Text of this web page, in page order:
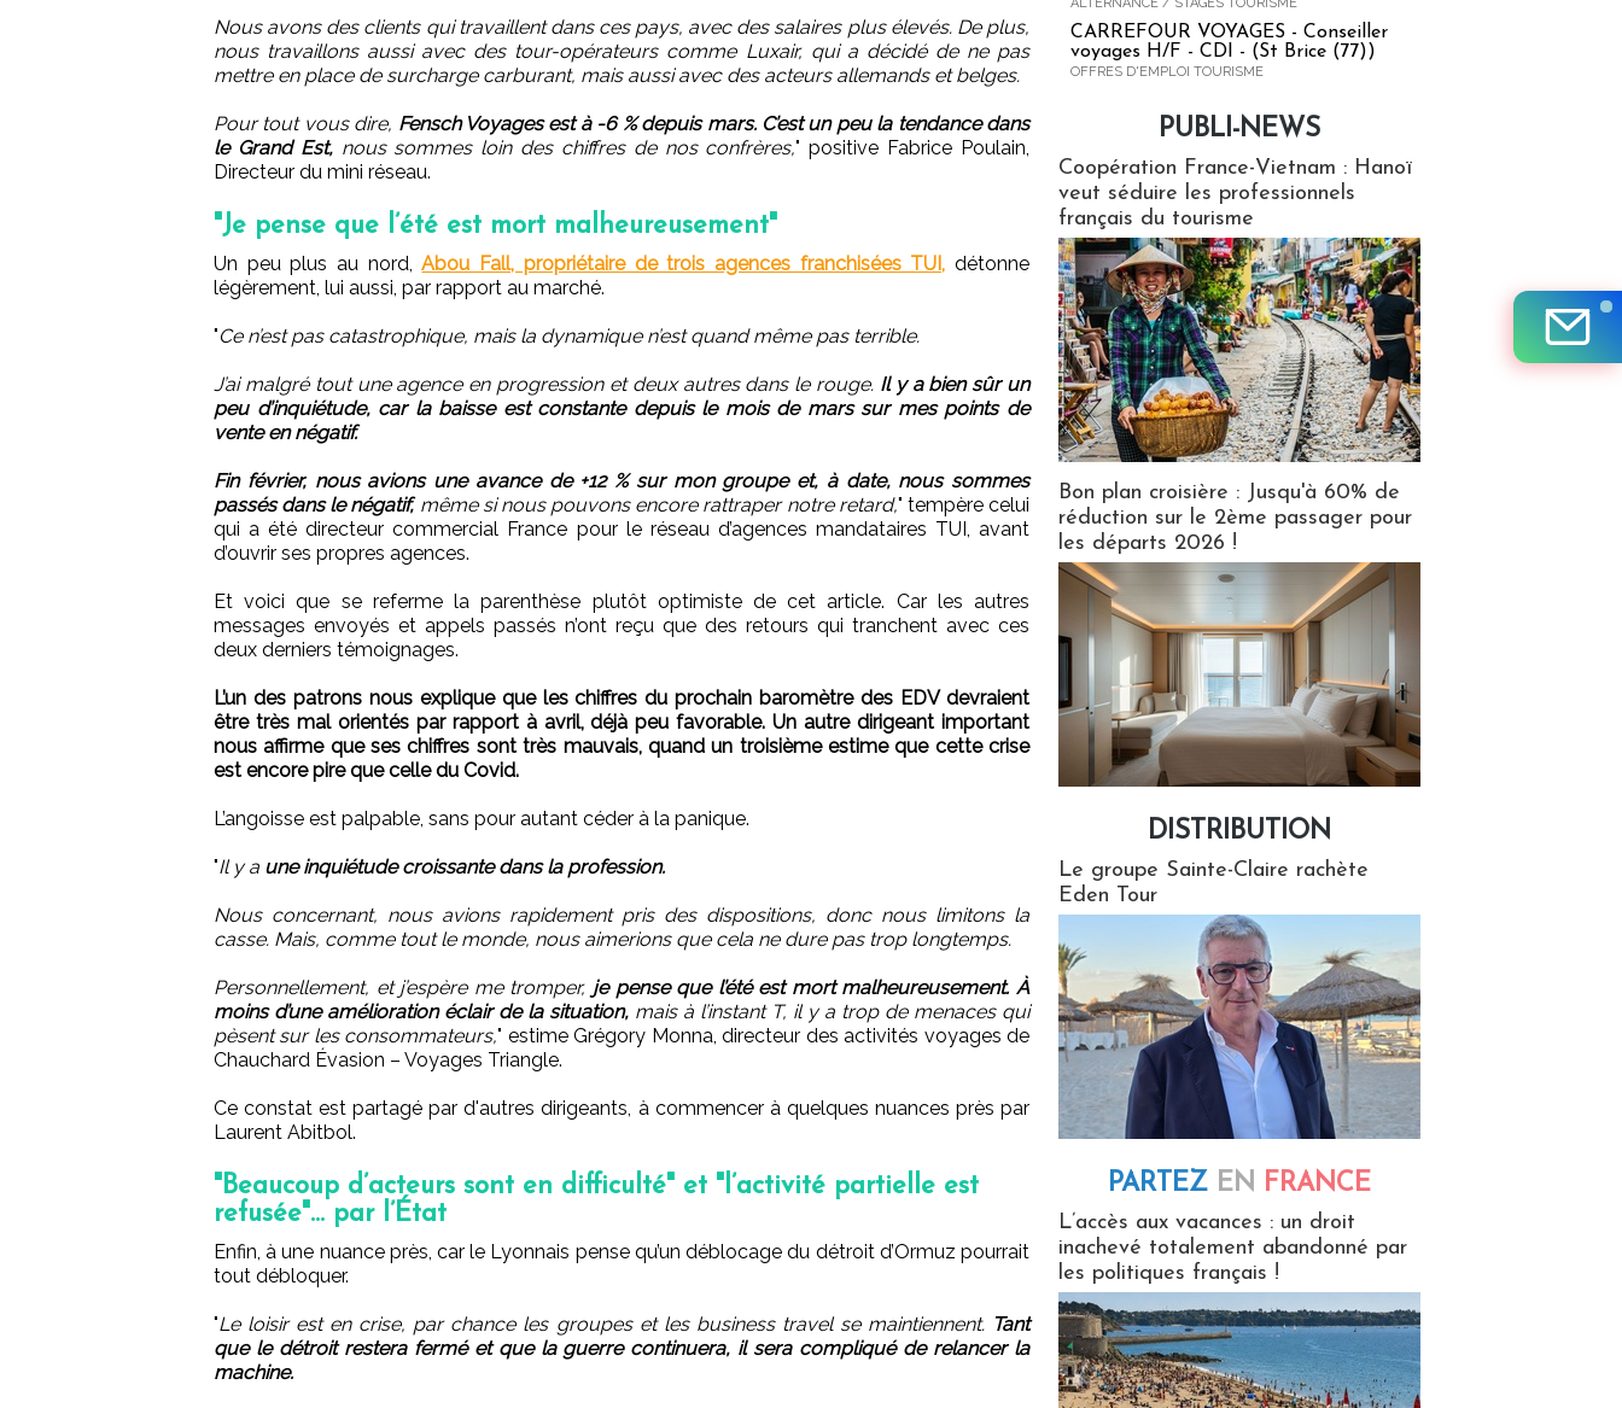
Nous avons des clients qui travaillent dans ces pays, avec des salaires plus élevés. De plus,
nous travaillons aussi avec des tour-opérateurs comme Luxair, qui a décidé de ne pas
mettre en place de surcharge carburant, mais aussi avec des acteurs allemands et belges.
Pour tout vous dire, Fensch Voyages est à -6 % depuis mars. C’est un peu la tendance dans
le Grand Est,nous sommes loin des chiffres de nos confrères," positive Fabrice Poulain,
Directeur du mini réseau.
"Je pense que l’été est mort malheureusement"
Un peu plus au nord,Abou Fall, propriétaire de trois agences franchisées TUI, détonne
légèrement, lui aussi, par rapport au marché.
"Ce n’est pas catastrophique, mais la dynamique n’est quand même pas terrible.
J’ai malgré tout une agence en progression et deux autres dans le rouge. Il y a bien sûr un
peu d’inquiétude, car la baisse est constante depuis le mois de mars sur mes points de
vente en négatif.
Fin février, nous avions une avance de +12 % sur mon groupe et, à date, nous sommes
passés dans le négatif,même si nous pouvons encore rattraper notre retard," tempère celui
qui a été directeur commercial France pour le réseau d’agences mandataires TUI, avant
d’ouvrir ses propres agences.
Et voici que se referme la parenthèse plutôt optimiste de cet article. Car les autres
messages envoyés et appels passés n’ont reçu que des retours qui tranchent avec ces
deux derniers témoignages.
L’un des patrons nous explique que les chiffres du prochain baromètre des EDV devraient
être très mal orientés par rapport à avril, déjà peu favorable. Un autre dirigeant important
nous affirme que ses chiffres sont très mauvais, quand un troisième estime que cette crise
est encore pire que celle du Covid.
L’angoisse est palpable, sans pour autant céder à la panique.
"Il y a une inquiétude croissante dans la profession.
Nous concernant, nous avions rapidement pris des dispositions, donc nous limitons la
casse. Mais, comme tout le monde, nous aimerions que cela ne dure pas trop longtemps.
Personnellement, et j’espère me tromper, je pense que l’été est mort malheureusement. À
moins d’une amélioration éclair de la situation, mais à l’instant T, il y a trop de menaces qui
pèsent sur les consommateurs," estime Grégory Monna, directeur des activités voyages de
Chauchard Évasion – Voyages Triangle.
Ce constat est partagé par d'autres dirigeants, à commencer à quelques nuances près par
Laurent Abitbol.
"Beaucoup d’acteurs sont en difficulté" et "l’activité partielle est
refusée"... par l’État
Enfin, à une nuance près, car le Lyonnais pense qu’un déblocage du détroit d’Ormuz pourrait
tout débloquer.
"Le loisir est en crise, par chance les groupes et les business travel se maintiennent.Tant
que le détroit restera fermé et que la guerre continuera, il sera compliqué de relancer la
machine.
CARREFOUR VOYAGES - Conseiller
voyages H/F - CDI - (St Brice (77))
OFFRES D'EMPLOI TOURISME
PUBLI-NEWS
Coopération France-Vietnam : Hanoï
veut séduire les professionnels
français du tourisme
Bon plan croisière : Jusqu'à 60% de
réduction sur le 2ème passager pour
les départs 2026 !
DISTRIBUTION
Le groupe Sainte-Claire rachète
Eden Tour
PARTEZ EN FRANCE
L’accès aux vacances : un droit
inachevé totalement abandonné par
les politiques français !